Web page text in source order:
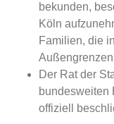
bekunden,
Köln
Familien, die
Der Rat der
bundesweiten
offiziell